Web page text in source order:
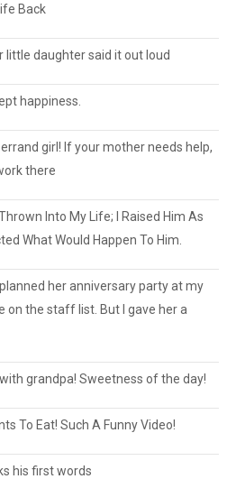
Back
daughter said it out loud
happiness.
girl! If your mother needs help,
there
Into My Life; I Raised Him As
What Would Happen To Him.
her anniversary party at my
on the staff list. But I gave her a
grandpa! Sweetness of the day!
To Eat! Such A Funny Video!
his first words